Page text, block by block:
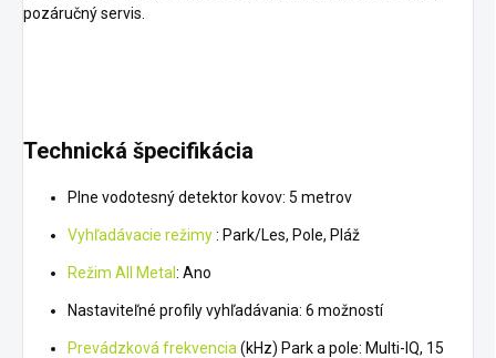
pozáručný servis.
Technická špecifikácia
Plne vodotesný detektor kovov: 5 metrov
Vyhľadávacie režimy: Park/Les, Pole, Pláž
Režim All Metal : Ano
Nastaviteľné profily vyhľadávania: 6 možností
Prevádzková frekvencia (kHz) Park a pole: Multi-IQ, 15